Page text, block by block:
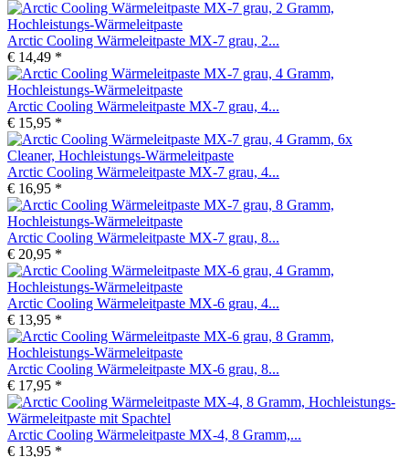
Arctic Cooling Wärmeleitpaste MX-7 grau, 2...
€ 14,49 *
Arctic Cooling Wärmeleitpaste MX-7 grau, 4...
€ 15,95 *
Arctic Cooling Wärmeleitpaste MX-7 grau, 4...
€ 16,95 *
Arctic Cooling Wärmeleitpaste MX-7 grau, 8...
€ 20,95 *
Arctic Cooling Wärmeleitpaste MX-6 grau, 4...
€ 13,95 *
Arctic Cooling Wärmeleitpaste MX-6 grau, 8...
€ 17,95 *
Arctic Cooling Wärmeleitpaste MX-4, 8 Gramm,...
€ 13,95 *